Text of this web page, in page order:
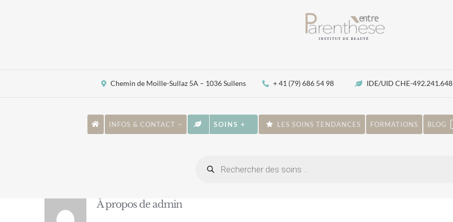
INSTITUT DE BEAUTÉ
Chemin de Moille-Sullaz 5A – 1036 Sullens + 41 (79) 686 54 98 IDE/UID CHE-492.241.648
INFOS & CONTACT SOINS + LES SOINS TENDANCES FORMATIONS BLOG
À propos de admin